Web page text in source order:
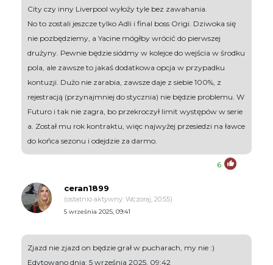
City czy inny Liverpool wyłoży tyle bez zawahania.
No to zostali jeszcze tylko Adli i final boss Origi. Dziwoka się
nie pozbędziemy, a Yacine mógłby wrócić do pierwszej
drużyny. Pewnie będzie siódmy w kolejce do wejścia w środku
pola, ale zawsze to jakaś dodatkowa opcja w przypadku
kontuzji. Dużo nie zarabia, zawsze daje z siebie 100%, z
rejestracją (przynajmniej do stycznia) nie będzie problemu. W
Futuro i tak nie zagra, bo przekroczył limit występów w serie
a. Został mu rok kontraktu, więc najwyżej przesiedzi na ławce
do końca sezonu i odejdzie za darmo.
6
ceran1899
(ostatnio aktywny: Wczoraj, 20:55)
5 września 2025, 09:41
Zjazd nie zjazd on będzie grał w pucharach, my nie :)
Edytowano dnia: 5 września 2025, 09:42